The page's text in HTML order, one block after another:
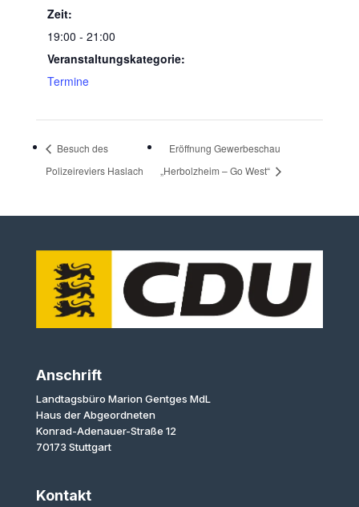
Zeit:
19:00 - 21:00
Veranstaltungskategorie:
Termine
Besuch des
Polizeireviers Haslach
Eröffnung Gewerbeschau
„Herbolzheim – Go West“
Anschrift
Landtagsbüro Marion Gentges MdL
Haus der Abgeordneten
Konrad-Adenauer-Straße 12
70173 Stuttgart
Kontakt